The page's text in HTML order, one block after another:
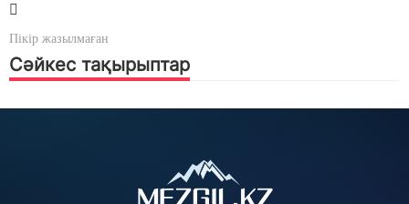
Пікір жазылмаған
Сәйкес тақырыптар